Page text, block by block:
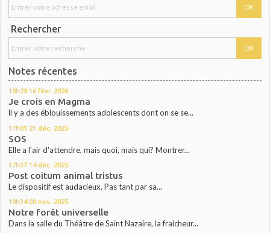
Rechercher
Notes récentes
19h29 16 févr. 2026
Je crois en Magma
ll y a des éblouissements adolescents dont on se se...
17h01 21 déc. 2025
SOS
Elle a l'air d'attendre, mais quoi, mais qui? Montrer...
17h37 14 déc. 2025
Post coitum animal tristus
Le dispositif est audacieux. Pas tant par sa...
19h34 08 nov. 2025
Notre forêt universelle
Dans la salle du Théâtre de Saint Nazaire, la fraicheur...